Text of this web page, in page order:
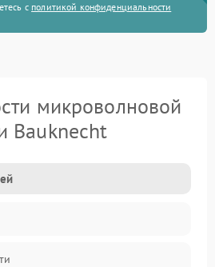
с политикой конфиденциальности
микроволновой
Bauknecht